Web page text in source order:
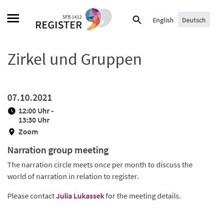
Suche
English Deutsch
Zirkel und Gruppen
07.10.2021
12:00 Uhr -
13:30 Uhr
Zoom
Narration group meeting
The narration circle meets once per month to discuss the
world of narration in relation to register.
Please contactJulia Lukassekfor the meeting details.